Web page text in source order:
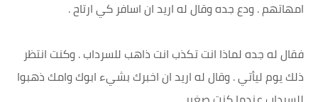
امهاتهم . ودع جده وقال له اريد ان اسافر كي ارتاح .
فقال له جده لماذا انت تكذب انت ذاهب للسرداب . وكنت انتظر
ذلك يوم ليأتي . وقال له اريد ان اخبرك بشيء ابوك وامك ذهبوا